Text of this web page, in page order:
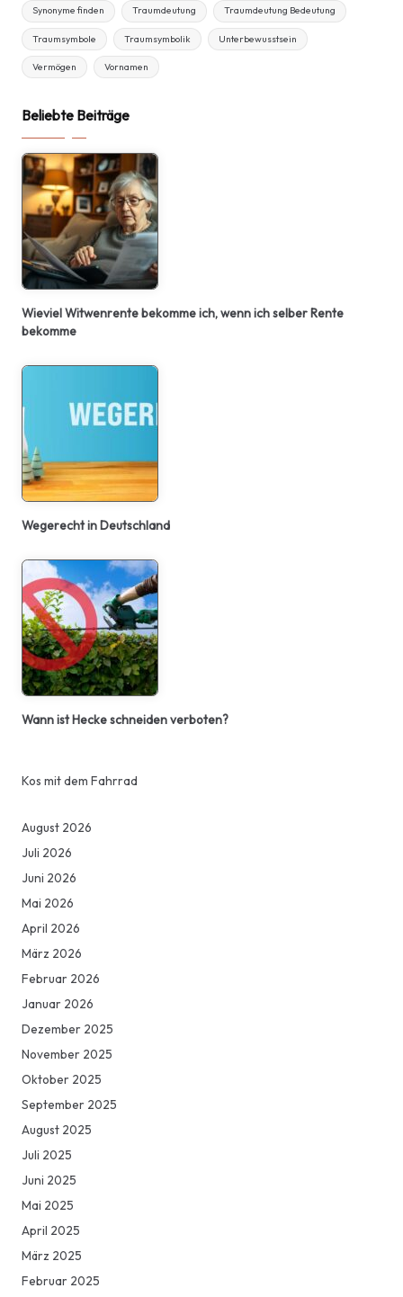
Synonyme finden Traumdeutung Traumdeutung Bedeutung
Traumsymbole Traumsymbolik Unterbewusstsein
Vermögen Vornamen
Beliebte Beiträge
Wieviel Witwenrente bekomme ich, wenn ich selber Rente
bekomme
Wegerecht in Deutschland
Wann ist Hecke schneiden verboten?
Kos mit dem Fahrrad
August 2026
Juli 2026
Juni 2026
Mai 2026
April 2026
März 2026
Februar 2026
Januar 2026
Dezember 2025
November 2025
Oktober 2025
September 2025
August 2025
Juli 2025
Juni 2025
Mai 2025
April 2025
März 2025
Februar 2025